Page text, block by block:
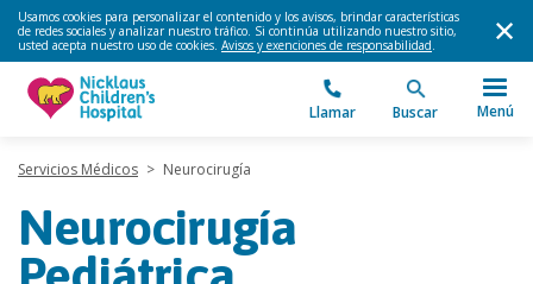
Usamos cookies para personalizar el contenido y los avisos, brindar características
de redes sociales y analizar nuestro tráfico. Si continúa utilizando nuestro sitio,
usted acepta nuestro uso de cookies. Avisos y exenciones de responsabilidad.
Llamar Buscar Menú
Servicios Médicos > Neurocirugía
Neurocirugía